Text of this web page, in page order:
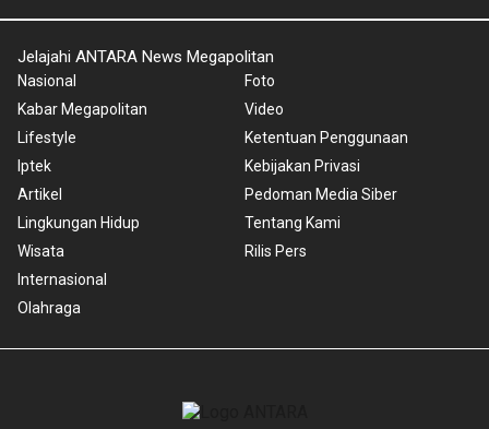
Jelajahi ANTARA News Megapolitan
Nasional
Kabar Megapolitan
Lifestyle
Iptek
Artikel
Lingkungan Hidup
Wisata
Internasional
Olahraga
Foto
Video
Ketentuan Penggunaan
Kebijakan Privasi
Pedoman Media Siber
Tentang Kami
Rilis Pers